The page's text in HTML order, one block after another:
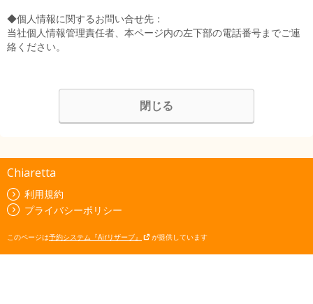
◆個人情報に関するお問い合せ先：
当社個人情報管理責任者、本ページ内の左下部の電話番号までご連
絡ください。
閉じる
Chiaretta
利用規約
プライバシーポリシー
このページは予約システム『Airリザーブ』 が提供しています